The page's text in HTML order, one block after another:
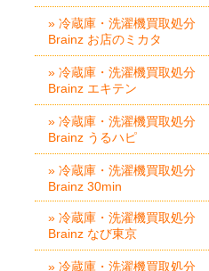
» 冷蔵庫・洗濯機買取処分
Brainz お店のミカタ
» 冷蔵庫・洗濯機買取処分
Brainz エキテン
» 冷蔵庫・洗濯機買取処分
Brainz うるハピ
» 冷蔵庫・洗濯機買取処分
Brainz 30min
» 冷蔵庫・洗濯機買取処分
Brainz なび東京
» 冷蔵庫・洗濯機買取処分